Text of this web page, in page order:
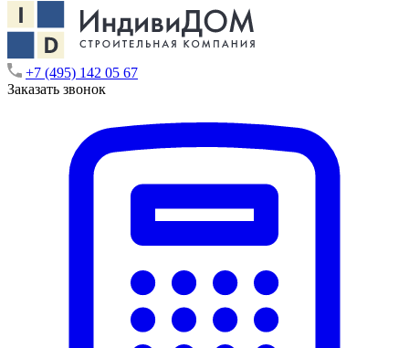
+7 (495) 142 05 67
Заказать звонок